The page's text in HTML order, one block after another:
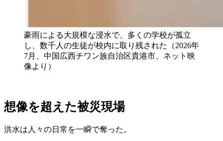
豪雨による大規模な浸水で、多くの学校が孤立
し、数千人の生徒が校内に取り残された（2026年
7月、中国広西チワン族自治区貴港市、ネット映
像より）
想像を超えた被災現場
洪水は人々の日常を一瞬で奪った。